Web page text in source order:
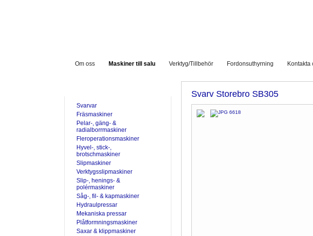
Om oss Maskiner till salu Verktyg/Tillbehör Fordonsuthyrning Kontakta
Svarvar
Fräsmaskiner
Pelar-, gäng- &
radialborrmaskiner
Fleroperationsmaskiner
Hyvel-, stick-,
brotschmaskiner
Slipmaskiner
Verktygsslipmaskiner
Slip-, henings- &
polérmaskiner
Såg-, fil- & kapmaskiner
Hydraulpressar
Mekaniska pressar
Plåtformningsmaskiner
Saxar & klippmaskiner
Svarv Storebro SB305